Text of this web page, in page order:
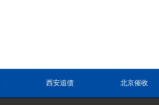
西安追债 北京催收